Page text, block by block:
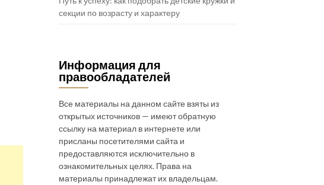
секции по возрасту и характеру
Информация для
правообладателей
Все материалы на данном сайте взяты из
открытых источников — имеют обратную
ссылку на материал в интернете или
присланы посетителями сайта и
предоставляются исключительно в
ознакомительных целях. Права на
материалы принадлежат их владельцам.